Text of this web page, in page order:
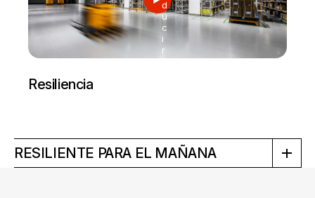
d
u
c
i
r
Resiliencia
RESILIENTE PARA EL MAÑANA